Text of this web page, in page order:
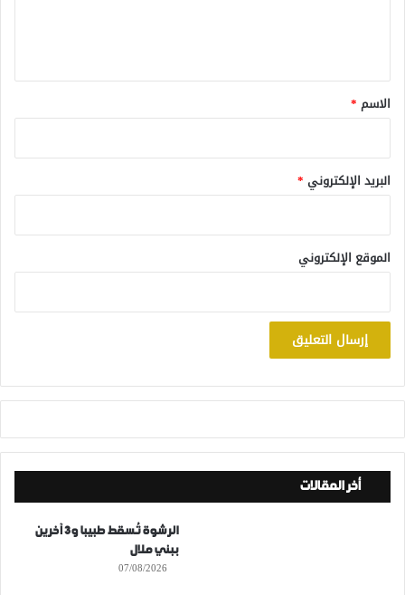
*
الاسم *
البريد الإلكتروني *
الموقع الإلكتروني
أخر المقالات
الرشوة تُسقط طبيبا و3 آخرين
ببني ملال
07/08/2026